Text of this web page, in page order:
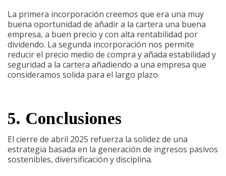
La primera incorporación creemos que era una muy
buena oportunidad de añadir a la cartera una buena
empresa, a buen precio y con alta rentabilidad por
dividendo. La segunda incorporación nos permite
reducir el precio medio de compra y añada estabilidad y
seguridad a la cartera añadiendo a una empresa que
consideramos solida para el largo plazo.
5. Conclusiones
El cierre de abril 2025 refuerza la solidez de una
estrategia basada en la generación de ingresos pasivos
sostenibles, diversificación y disciplina.